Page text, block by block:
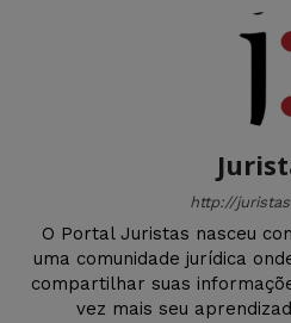
http://
O Portal Juristas nasceu
uma comunidade jurídica
compartilhar suas
vez mais seu